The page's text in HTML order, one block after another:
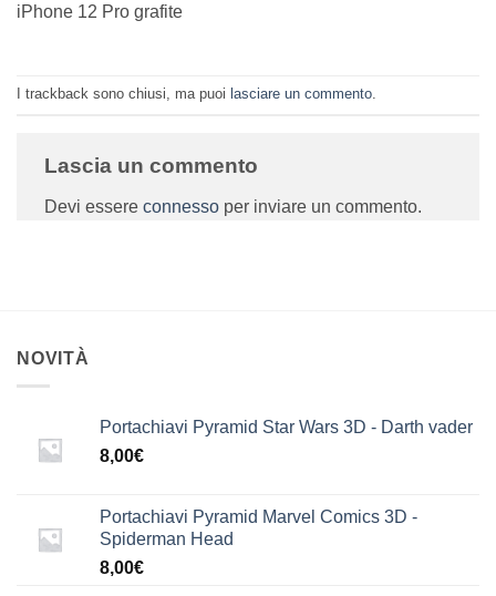
iPhone 12 Pro grafite
I trackback sono chiusi, ma puoi lasciare un commento.
Lascia un commento
Devi essere connesso per inviare un commento.
NOVITÀ
Portachiavi Pyramid Star Wars 3D - Darth vader
8,00€
Portachiavi Pyramid Marvel Comics 3D -
Spiderman Head
8,00€